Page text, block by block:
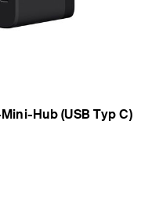
Hub (USB Typ C)